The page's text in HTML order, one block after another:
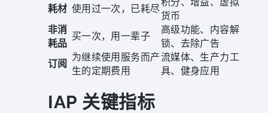
耗材 使用过一次，已耗尽
货币
非消
耗品
买一次，用一辈子
高级功能、内容解
锁、去除广告
订阅 为继续使用服务而产
生的定期费用
流媒体、生产力工
具、健身应用
IAP 关键指标